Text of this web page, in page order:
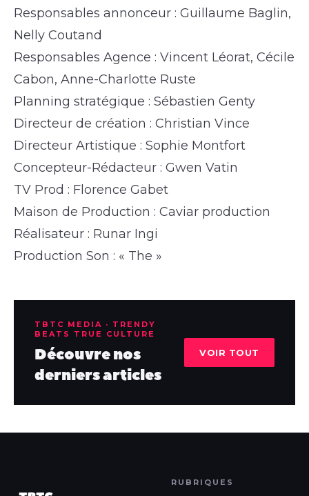
Responsables annonceur : Guillaume Baglin,
Nelly Coutand
Responsables Agence : Vincent Léorat, Cécile
Cabon, Anne-Charlotte Ruste
Planning stratégique : Sébastien Genty
Directeur de création : Christian Vince
Directeur Artistique : Sophie Montfort
Concepteur-Rédacteur : Gwen Vatin
TV Prod : Florence Gabet
Maison de Production : Caviar production
Réalisateur : Runar Ingi
Production Son : « The »
TBTC MEDIA · TRENDY
BEATS TRUE CULTURE
Découvre nos
derniers articles
VOIR TOUT
RUBRIQUES